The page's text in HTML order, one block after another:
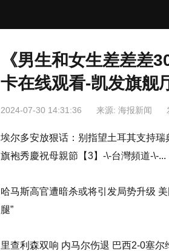
《男生和女生差差差
卡在线观看-凯发旗舰
2024-07-30 14:31:36 来源: 海报新闻
埃尔多安放狠话：别指望土耳其支持瑞
旗袍秀慶祝母親節【3】-\-台灣頻道-\-...
哈马斯高官遭暗杀或将引发局势升级
腿”
里查利森双响 内马尔伤退 巴西2-0塞